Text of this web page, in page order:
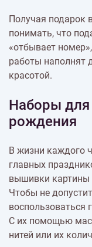
Получая подарок
понимать, что
«отбывает
работы наполнят
красотой.
Наборы
рождения
В жизни каждого
главных
вышивки картины
Чтобы не
воспользоваться
С их помощью
нитей или их